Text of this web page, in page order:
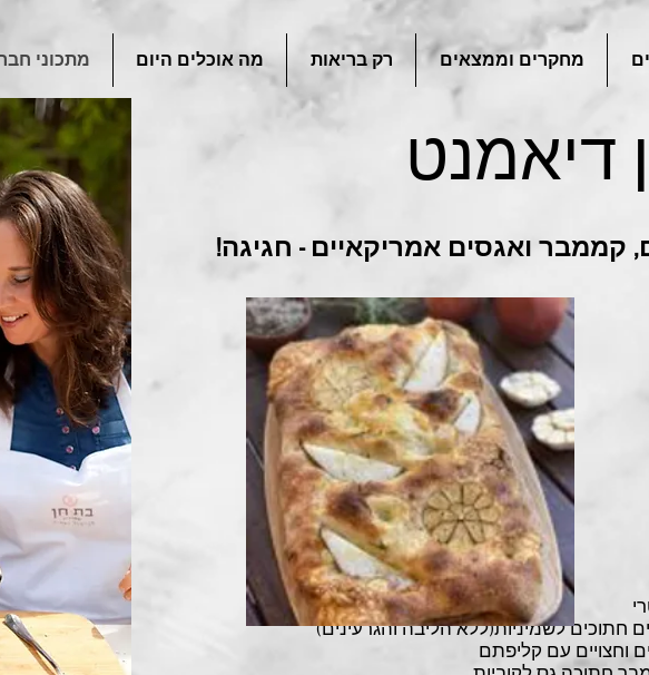
מחקרים וממצאים רק בריאות מה אוכלים היום מתכוני
קממבר ואגסים אמריקאיים - חגיגה!
דיאמנט